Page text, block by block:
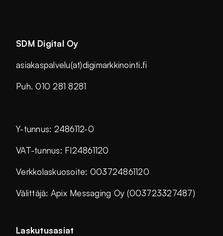
SDM Digital Oy
asiakaspalvelu(at)digimarkkinointi.fi
Puh. 010 281 8281
Y-tunnus: 2486112-0
VAT-tunnus: FI24861120
Verkkolaskuosoite: 003724861120
Välittäjä: Apix Messaging Oy (003723327487)
Laskutusasiat